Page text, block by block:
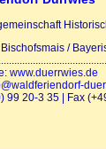
/
www.duerrwies.de
99 20-3 35 | Fax